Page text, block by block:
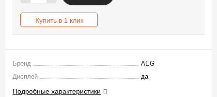
Купить в 1 клик
Бренд
AEG
Дисплей
да
Подробные характеристики